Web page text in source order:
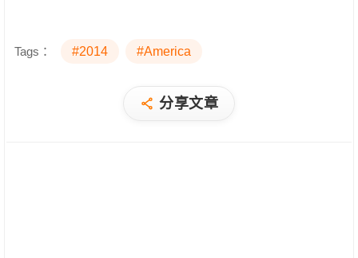
Tags： #2014 #America
分享文章